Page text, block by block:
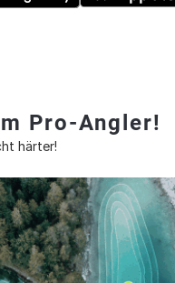
Pro-Angler!
härter!